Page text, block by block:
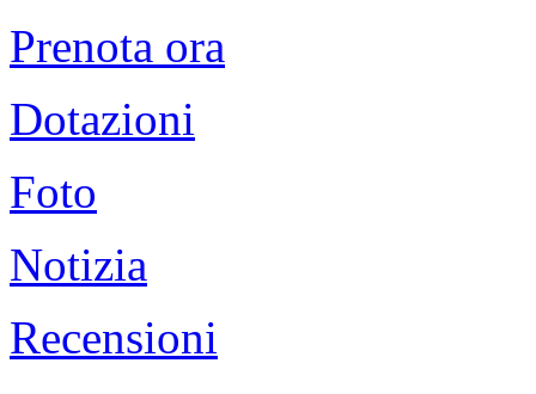
Prenota ora
Dotazioni
Foto
Notizia
Recensioni